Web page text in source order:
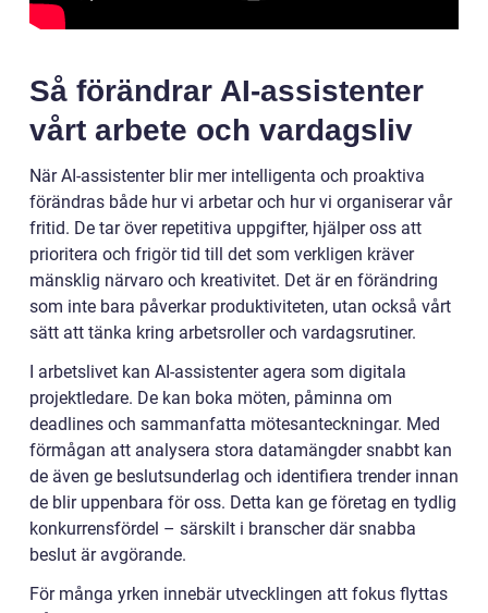
Så förändrar AI-assistenter
vårt arbete och vardagsliv
När AI-assistenter blir mer intelligenta och proaktiva
förändras både hur vi arbetar och hur vi organiserar vår
fritid. De tar över repetitiva uppgifter, hjälper oss att
prioritera och frigör tid till det som verkligen kräver
mänsklig närvaro och kreativitet. Det är en förändring
som inte bara påverkar produktiviteten, utan också vårt
sätt att tänka kring arbetsroller och vardagsrutiner.
I arbetslivet kan AI-assistenter agera som digitala
projektledare. De kan boka möten, påminna om
deadlines och sammanfatta mötesanteckningar. Med
förmågan att analysera stora datamängder snabbt kan
de även ge beslutsunderlag och identifiera trender innan
de blir uppenbara för oss. Detta kan ge företag en tydlig
konkurrensfördel – särskilt i branscher där snabba
beslut är avgörande.
För många yrken innebär utvecklingen att fokus flyttas